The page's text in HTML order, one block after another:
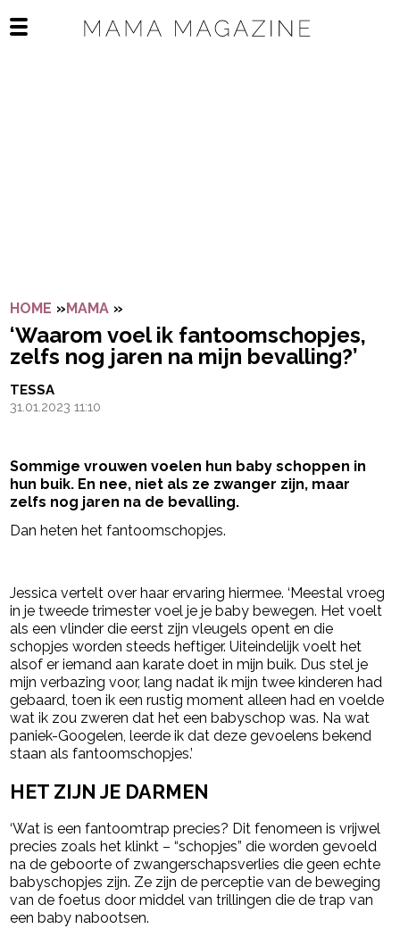
Open het mobiele menu
HOME »MAMA »
‘Waarom voel ik fantoomschopjes,
zelfs nog jaren na mijn bevalling?’
TESSA
31.01.2023 11:10
Sommige vrouwen voelen hun baby schoppen in
hun buik. En nee, niet als ze zwanger zijn, maar
zelfs nog jaren na de bevalling.
Dan heten het fantoomschopjes.
Jessica vertelt over haar ervaring hiermee. ‘Meestal vroeg
in je tweede trimester voel je je baby bewegen. Het voelt
als een vlinder die eerst zijn vleugels opent en die
schopjes worden steeds heftiger. Uiteindelijk voelt het
alsof er iemand aan karate doet in mijn buik. Dus stel je
mijn verbazing voor, lang nadat ik mijn twee kinderen had
gebaard, toen ik een rustig moment alleen had en voelde
wat ik zou zweren dat het een babyschop was. Na wat
paniek-Googelen, leerde ik dat deze gevoelens bekend
staan ​​als fantoomschopjes.’
HET ZIJN JE DARMEN
‘Wat is een fantoomtrap precies? Dit fenomeen is vrijwel
precies zoals het klinkt – “schopjes” die worden gevoeld
na de geboorte of zwangerschapsverlies die geen echte
babyschopjes zijn. Ze zijn de perceptie van de beweging
van de foetus door middel van trillingen die de trap van
een baby nabootsen.